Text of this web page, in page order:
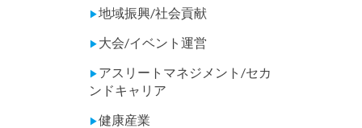
▶地域振興/社会貢献
▶ 大会/イベント運営
▶ アスリートマネジメント/セカ
ンドキャリア
▶健康産業